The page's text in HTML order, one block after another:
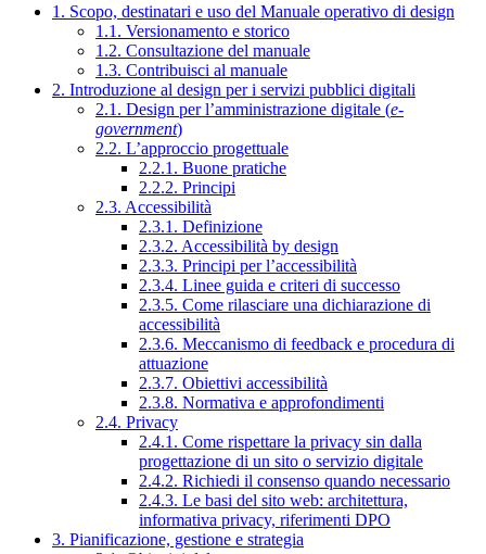
1. Scopo, destinatari e uso del Manuale operativo di design
1.1. Versionamento e storico
1.2. Consultazione del manuale
1.3. Contribuisci al manuale
2. Introduzione al design per i servizi pubblici digitali
2.1. Design per l’amministrazione digitale (e-
government)
2.2. L’approccio progettuale
2.2.1. Buone pratiche
2.2.2. Principi
2.3. Accessibilità
2.3.1. Definizione
2.3.2. Accessibilità by design
2.3.3. Principi per l’accessibilità
2.3.4. Linee guida e criteri di successo
2.3.5. Come rilasciare una dichiarazione di
accessibilità
2.3.6. Meccanismo di feedback e procedura di
attuazione
2.3.7. Obiettivi accessibilità
2.3.8. Normativa e approfondimenti
2.4. Privacy
2.4.1. Come rispettare la privacy sin dalla
progettazione di un sito o servizio digitale
2.4.2. Richiedi il consenso quando necessario
2.4.3. Le basi del sito web: architettura,
informativa privacy, riferimenti DPO
3. Pianificazione, gestione e strategia